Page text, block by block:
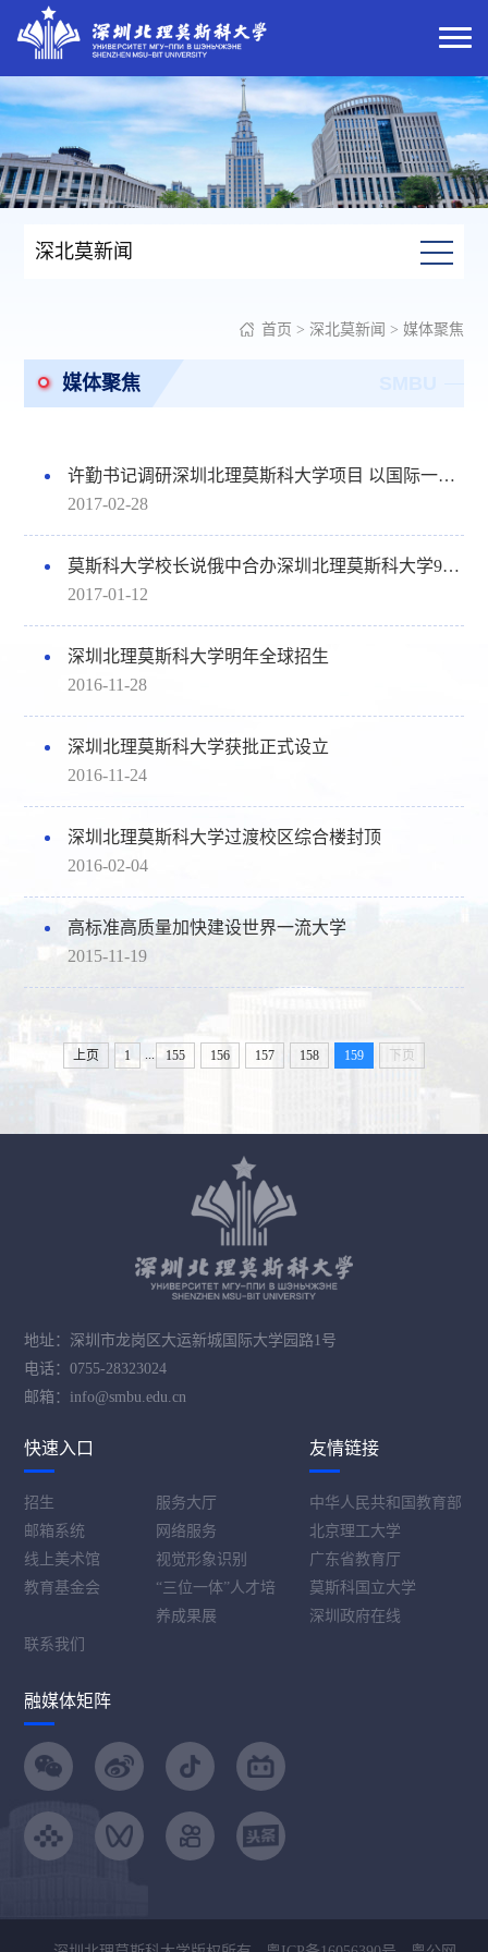
深北莫新闻
首页 > 深北莫新闻 > 媒体聚焦
媒体聚焦
许勤书记调研深圳北理莫斯科大学项目 以国际一流标准严格建设 打造高质量深度城市化新标杆
2017-02-28
莫斯科大学校长说俄中合办深圳北理莫斯科大学9月开课
2017-01-12
深圳北理莫斯科大学明年全球招生
2016-11-28
深圳北理莫斯科大学获批正式设立
2016-11-24
深圳北理莫斯科大学过渡校区综合楼封顶
2016-02-04
高标准高质量加快建设世界一流大学
2015-11-19
上页 1 ... 155 156 157 158 159 下页
地址：深圳市龙岗区大运新城国际大学园路1号
电话：0755-28323024
邮箱：info@smbu.edu.cn
快速入口
招生
服务大厅
邮箱系统
网络服务
线上美术馆
视觉形象识别
教育基金会
“三位一体”人才培
养成果展
联系我们
友情链接
中华人民共和国教育部
北京理工大学
广东省教育厅
莫斯科国立大学
深圳政府在线
融媒体矩阵